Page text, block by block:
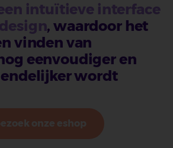
intuïtieve interface
, waardoor het
vinden van
eenvoudiger en
wordt
onze eshop